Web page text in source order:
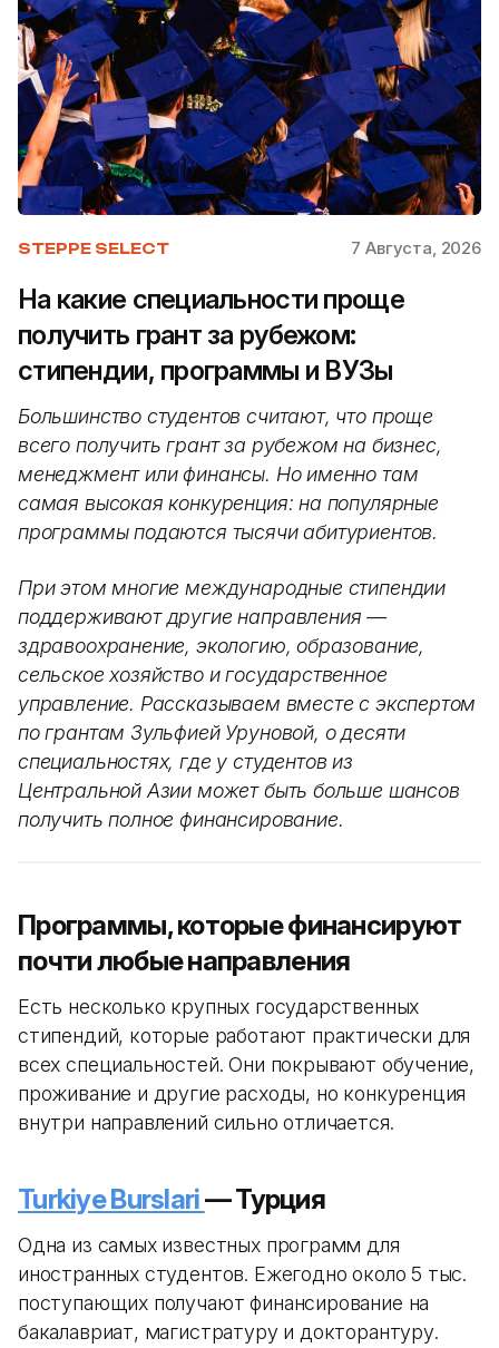
STEPPE SELECT 7 Августа, 2026
На какие специальности проще
получить грант за рубежом:
стипендии, программы и ВУЗы
Большинство студентов считают, что проще
всего получить грант за рубежом на бизнес,
менеджмент или финансы. Но именно там
самая высокая конкуренция: на популярные
программы подаются тысячи абитуриентов.
При этом многие международные стипендии
поддерживают другие направления —
здравоохранение, экологию, образование,
сельское хозяйство и государственное
управление. Рассказываем вместе с экспертом
по грантам Зульфией Уруновой, о десяти
специальностях, где у студентов из
Центральной Азии может быть больше шансов
получить полное финансирование.
Программы, которые финансируют
почти любые направления
Есть несколько крупных государственных
стипендий, которые работают практически для
всех специальностей. Они покрывают обучение,
проживание и другие расходы, но конкуренция
внутри направлений сильно отличается.
Turkiye Burslari— Турция
Одна из самых известных программ для
иностранных студентов. Ежегодно около 5 тыс.
поступающих получают финансирование на
бакалавриат, магистратуру и докторантуру.